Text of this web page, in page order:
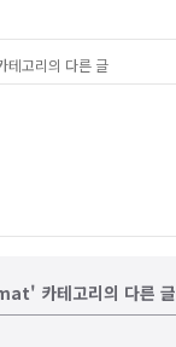
테고리의 다른 글
카테고리의 다른 글